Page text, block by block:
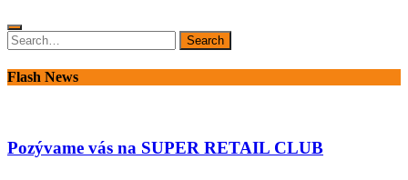
Search
for:
Search
Flash News
Pozývame vás na SUPER RETAIL CLUB